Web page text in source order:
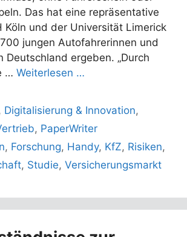
Das hat eine repräsentative
Köln und der Universität Limerick
jungen Autofahrerinnen und
Deutschland ergeben. „Durch
… Weiterlesen …
, Digitalisierung & Innovation,
, PaperWriter
, Forschung, Handy, KfZ, Risiken,
, Studie, Versicherungsmarkt